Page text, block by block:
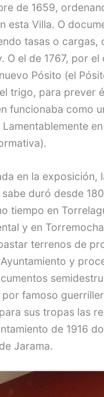
de 1659,
esta Villa. O
tasas o cargas,
el de 1767, por el
Pósito (el
trigo, para prever
funcionaba como
en la exposición,
duró desde
tiempo en
y en
terrenos de
y
famoso
sus tropas las
de 1916
Jarama.